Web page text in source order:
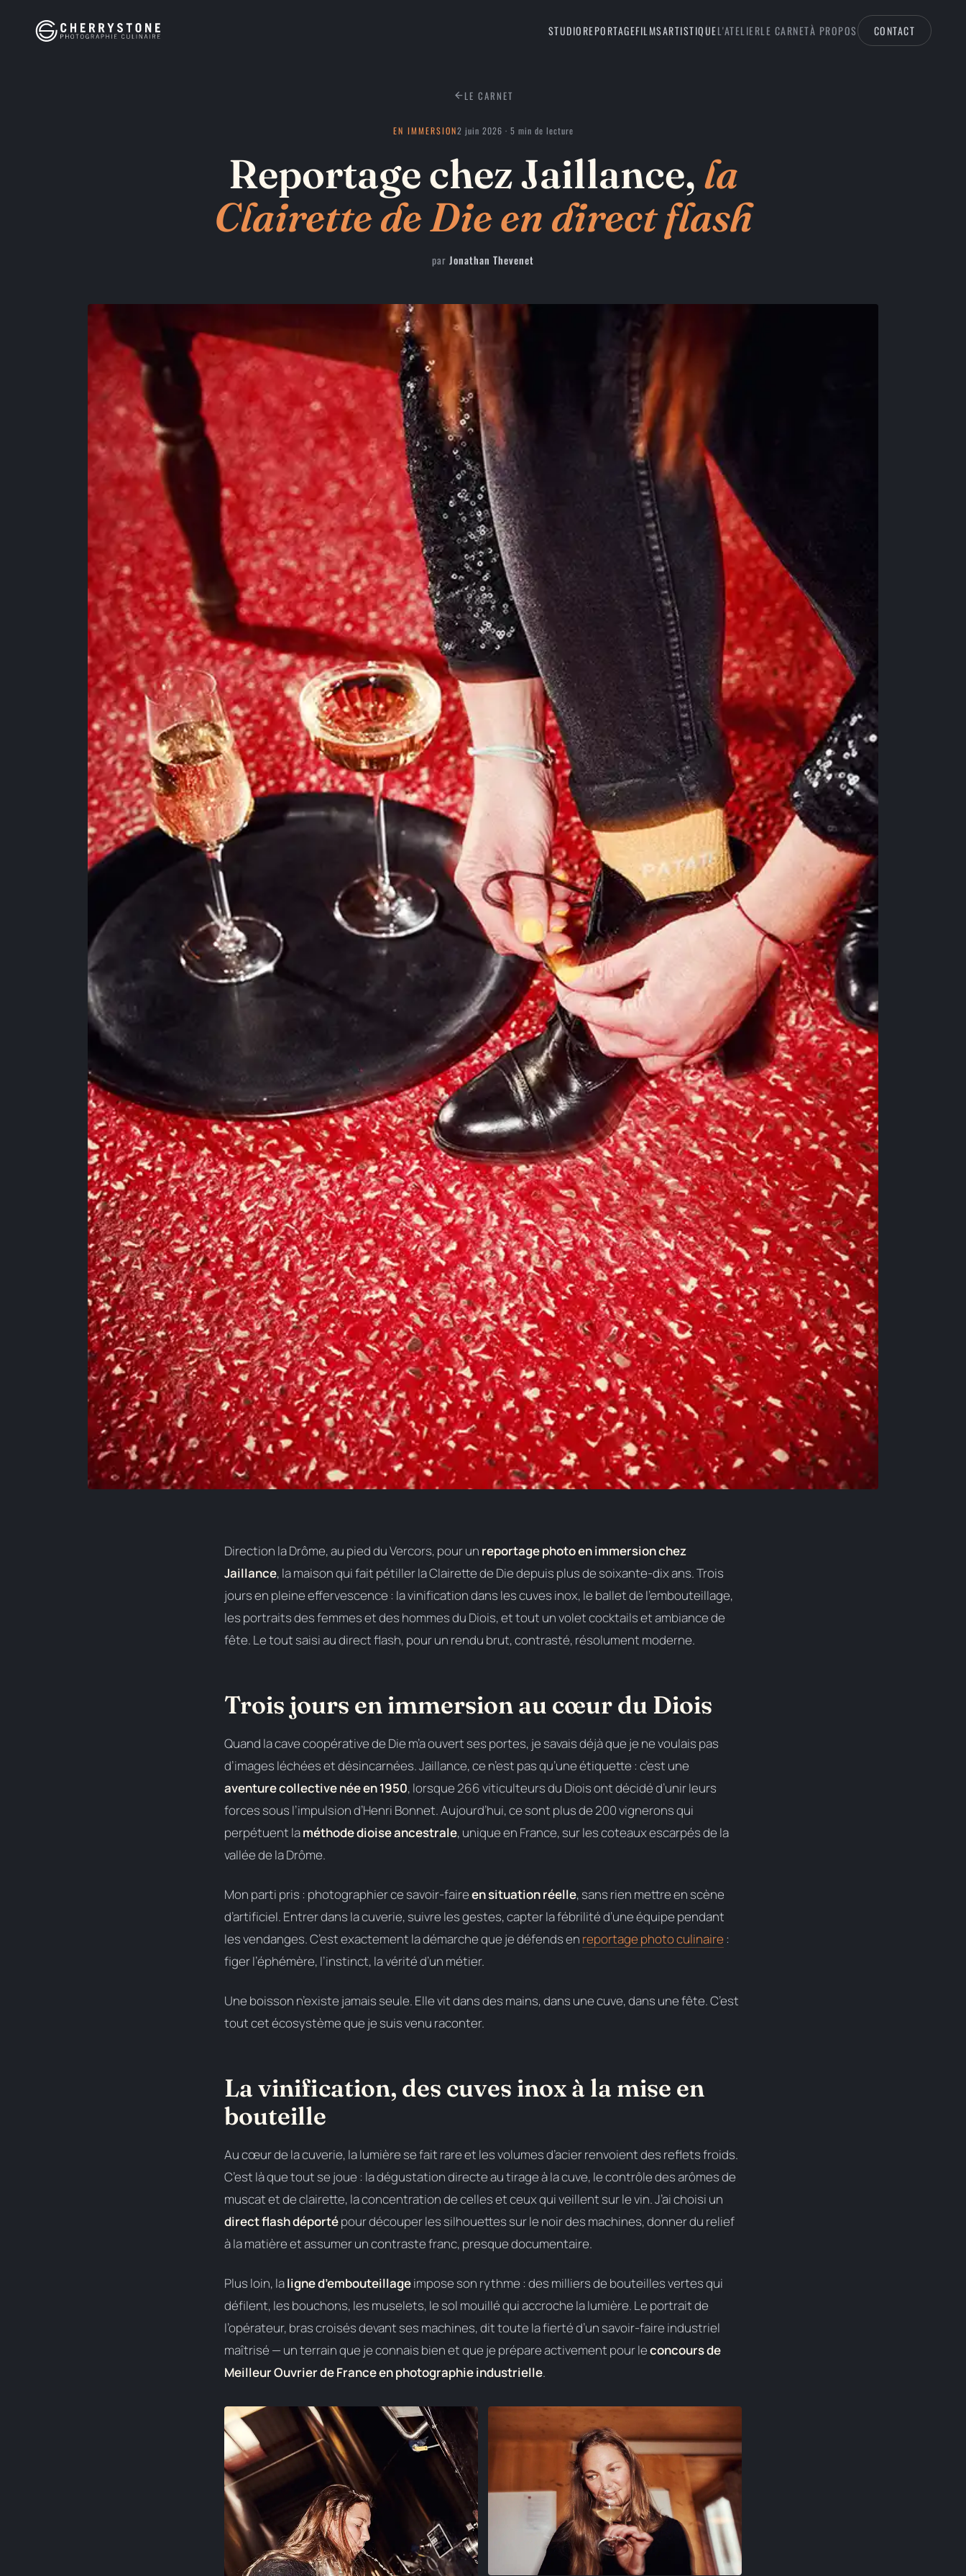
STUDIOREPORTAGEFILMSARTISTIQUEL'ATELIERLE CARNETÀ PROPOS CONTACT
LE CARNET
EN IMMERSION2 juin 2026 · 5 min de lecture
Reportage chez Jaillance, la
ClairettedeDieen directflash
par Jonathan Thevenet
Direction la Drôme, au pied du Vercors, pour un reportage photo en immersion chez
Jaillance, la maison qui fait pétiller la Clairette de Die depuis plus de soixante-dix ans. Trois
jours en pleine effervescence : la vinification dans les cuves inox, le ballet de l’embouteillage,
les portraits des femmes et des hommes du Diois, et tout un volet cocktails et ambiance de
fête. Le tout saisi au direct flash, pour un rendu brut, contrasté, résolument moderne.
Trois jours en immersion au cœur du Diois
Quand la cave coopérative de Die m’a ouvert ses portes, je savais déjà que je ne voulais pas
d’images léchées et désincarnées. Jaillance, ce n’est pas qu’une étiquette : c’est une
aventure collective née en 1950, lorsque 266 viticulteurs du Diois ont décidé d’unir leurs
forces sous l’impulsion d’Henri Bonnet. Aujourd’hui, ce sont plus de 200 vignerons qui
perpétuent laméthode dioise ancestrale, unique en France, sur les coteaux escarpés de la
vallée de la Drôme.
Mon parti pris : photographier ce savoir-faireen situation réelle, sans rien mettre en scène
d’artificiel. Entrer dans la cuverie, suivre les gestes, capter la fébrilité d’une équipe pendant
les vendanges. C’est exactement la démarche que je défends en reportage photo culinaire :
figer l’éphémère, l’instinct, la vérité d’un métier.
Une boisson n’existe jamais seule. Elle vit dans des mains, dans une cuve, dans une fête. C’est
tout cet écosystème que je suis venu raconter.
La vinification, des cuves inox à la mise en
bouteille
Au cœur de la cuverie, la lumière se fait rare et les volumes d’acier renvoient des reflets froids.
C’est là que tout se joue : la dégustation directe au tirage à la cuve, le contrôle des arômes de
muscat et de clairette, la concentration de celles et ceux qui veillent sur le vin. J’ai choisi un
direct flash déportépour découper les silhouettes sur le noir des machines, donner du relief
à la matière et assumer un contraste franc, presque documentaire.
Plus loin, laligne d’embouteillageimpose son rythme : des milliers de bouteilles vertes qui
défilent, les bouchons, les muselets, le sol mouillé qui accroche la lumière. Le portrait de
l’opérateur, bras croisés devant ses machines, dit toute la fierté d’un savoir-faire industriel
maîtrisé — un terrain que je connais bien et que je prépare activement pour leconcours de
Meilleur Ouvrier de France en photographie industrielle.